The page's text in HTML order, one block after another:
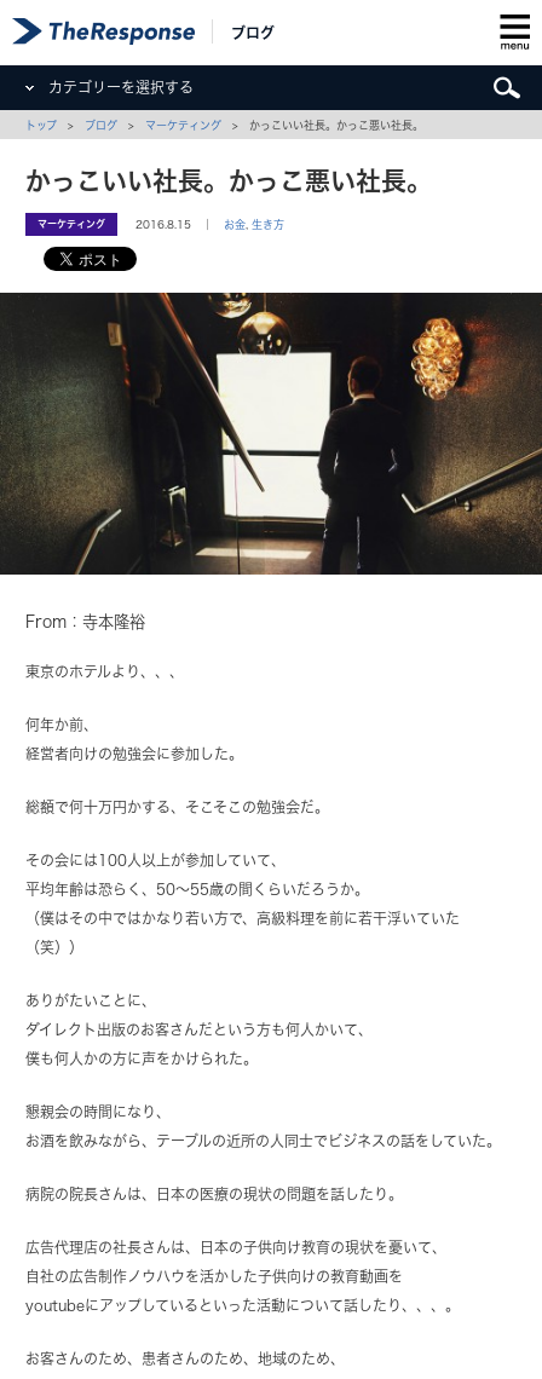
ブログ
カテゴリーを選択する
トップ > ブログ > マーケティング > かっこいい社長。かっこ悪い社長。
かっこいい社長。かっこ悪い社長。
マーケティング 2016.8.15 ｜ お金 ,生き方
From：寺本隆裕
東京のホテルより、、、
何年か前、
経営者向けの勉強会に参加した。
総額で何十万円かする、そこそこの勉強会だ。
その会には100人以上が参加していて、
平均年齢は恐らく、50〜55歳の間くらいだろうか。
（僕はその中ではかなり若い方で、高級料理を前に若干浮いていた
（笑））
ありがたいことに、
ダイレクト出版のお客さんだという方も何人かいて、
僕も何人かの方に声をかけられた。
懇親会の時間になり、
お酒を飲みながら、テーブルの近所の人同士でビジネスの話をしていた。
病院の院長さんは、日本の医療の現状の問題を話したり。
広告代理店の社長さんは、日本の子供向け教育の現状を憂いて、
自社の広告制作ノウハウを活かした子供向けの教育動画を
youtubeにアップしているといった活動について話したり、、、。
お客さんのため、患者さんのため、地域のため、